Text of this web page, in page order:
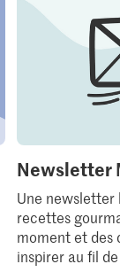
Newsletter
Une newsletter
recettes
moment et des
inspirer au fil